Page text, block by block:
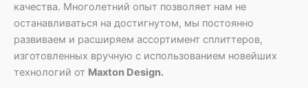
качества. Многолетний опыт позволяет нам не
останавливаться на достигнутом, мы постоянно
развиваем и расширяем ассортимент сплиттеров,
изготовленных вручную с использованием новейших
технологий от Maxton Design.